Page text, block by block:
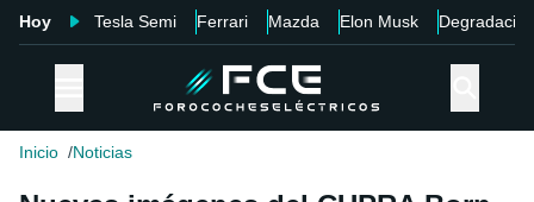
Hoy Tesla Semi Ferrari Mazda Elon Musk Degradación
Inicio Noticias